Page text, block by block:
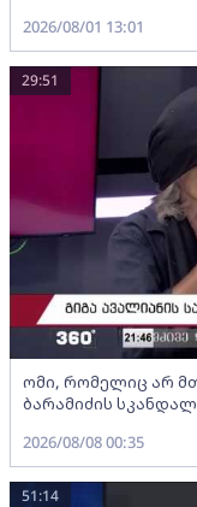
2026/08/01 13:01
ომი, რომელიც არ
ბარამიძის
29:51
2026/08/08 00:35
51:14